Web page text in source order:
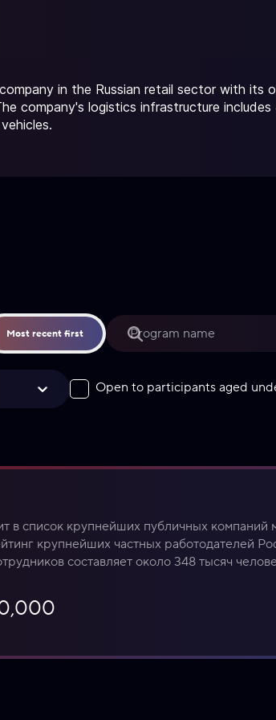
in the Russian retail sector with its
company's logistics infrastructure
Most recent first
Open to participants aged
в список крупнейших публичных
крупнейших частных работодателей
составляет около 348 тысяч